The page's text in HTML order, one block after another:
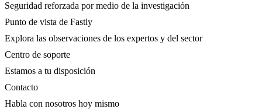
Seguridad reforzada por medio de la investigación
Punto de vista de Fastly
Explora las observaciones de los expertos y del sector
Centro de soporte
Estamos a tu disposición
Contacto
Habla con nosotros hoy mismo